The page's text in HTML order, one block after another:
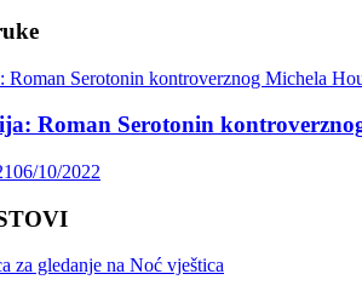
Roman Serotonin
06/10/2022